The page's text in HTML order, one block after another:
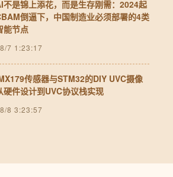
不是锦上添花，而是生存刚需：2024起
倒逼下，中国制造业必须部署的4类
能节点
7 1:23:17
传感器与STM32的DIY UVC摄像
硬件设计到UVC协议栈实现
8 3:23:57